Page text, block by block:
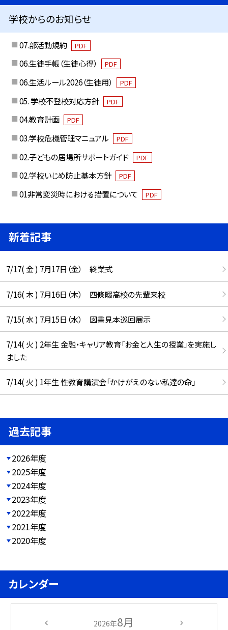
学校からのお知らせ
07.部活動規約 PDF
06.生徒手帳（生徒心得） PDF
06.生活ルール2026（生徒用） PDF
05. 学校不登校対応方針 PDF
04.教育計画 PDF
03.学校危機管理マニュアル PDF
02.子どもの居場所サポートガイド PDF
02.学校いじめ防止基本方針 PDF
01非常変災時における措置について PDF
新着記事
7/17( 金 ) 7月17日（金） 終業式
7/16( 木 ) 7月16日（木） 四條畷高校の先輩来校
7/15( 水 ) 7月15日（水） 図書見本巡回展示
7/14( 火 ) 2年生 金融・キャリア教育「お金と人生の授業」を実施し
ました
7/14( 火 ) 1年生 性教育講演会「かけがえのない私達の命」
過去記事
2026年度
2025年度
2024年度
2023年度
2022年度
2021年度
2020年度
カレンダー
2026年8月